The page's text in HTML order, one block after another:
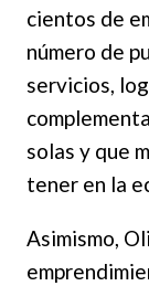
cientos de
número de
servicios,
solas y que
tener en la
Asimismo,